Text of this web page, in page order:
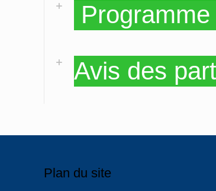
Programme
Avis des
Plan du site